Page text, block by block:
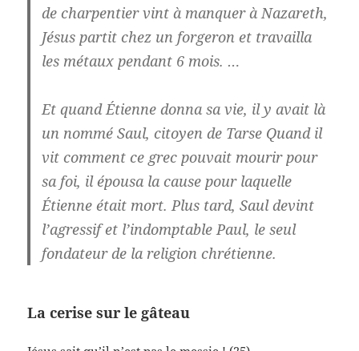
de charpentier vint à manquer à Nazareth,
Jésus partit chez un forgeron et travailla
les métaux pendant 6 mois. …
Et quand Étienne donna sa vie, il y avait là
un nommé Saul, citoyen de Tarse Quand il
vit comment ce grec pouvait mourir pour
sa foi, il épousa la cause pour laquelle
Étienne était mort. Plus tard, Saul devint
l’agressif et l’indomptable Paul, le seul
fondateur de la religion chrétienne.
La cerise sur le gâteau